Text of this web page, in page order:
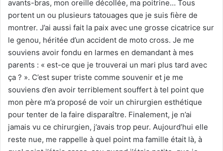
avants-bras, mon oreille décollée, ma poitrine… Tous
portent un ou plusieurs tatouages que je suis fière de
montrer. J’ai aussi fait la paix avec une grosse cicatrice sur
le genou, héritée d’un accident de moto cross. Je me
souviens avoir fondu en larmes en demandant à mes
parents : « est-ce que je trouverai un mari plus tard avec
ça ? ». C’est super triste comme souvenir et je me
souviens d’en avoir terriblement souffert à tel point que
mon père m’a proposé de voir un chirurgien esthétique
pour tenter de la faire disparaître. Finalement, je n’ai
jamais vu ce chirurgien, j’avais trop peur. Aujourd’hui elle
reste nue, me rappelle à quel point ma famille était là, à